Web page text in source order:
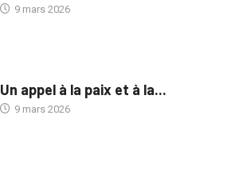
9 mars 2026
Un appel à la paix et à la...
9 mars 2026